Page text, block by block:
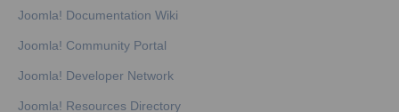
Joomla! Documentation Wiki
Joomla! Community Portal
Joomla! Developer Network
Joomla! Resources Directory